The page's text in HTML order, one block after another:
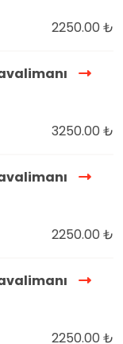
2250.00 ₺
3250.00 ₺
2250.00 ₺
2250.00 ₺